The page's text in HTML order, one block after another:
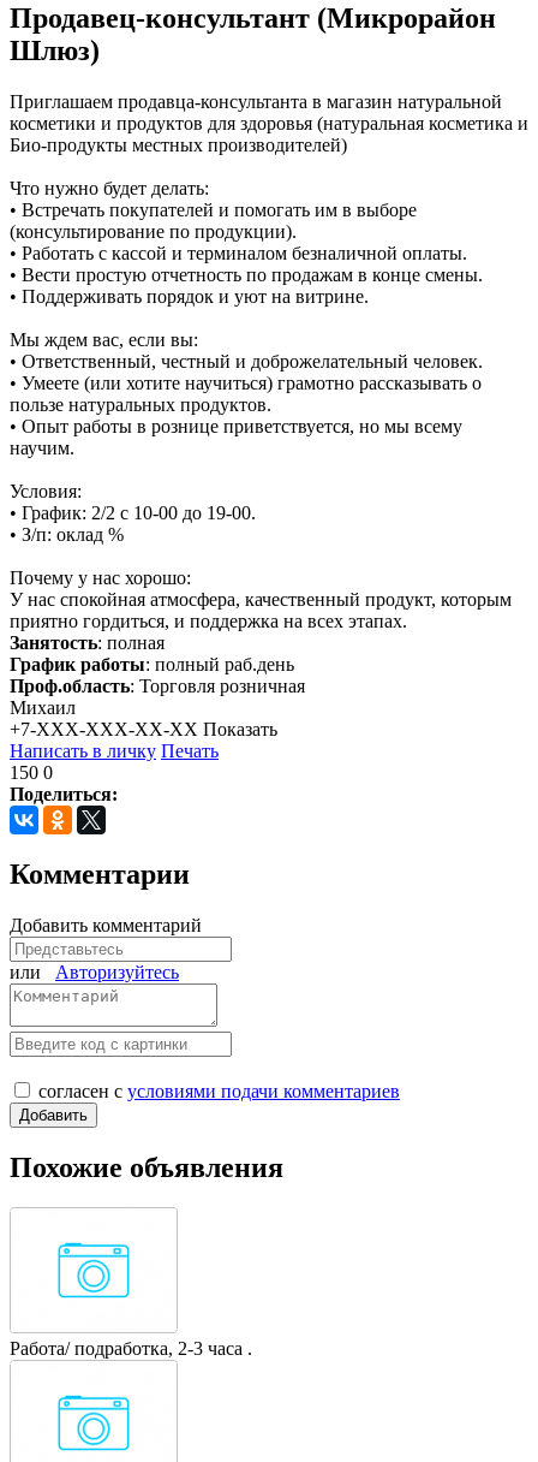
Продавец-консультант (Микрорайон
Шлюз)
Приглашаем продавца-консультанта в магазин натуральной
косметики и продуктов для здоровья (натуральная косметика и
Био-продукты местных производителей)
Что нужно будет делать:
• Встречать покупателей и помогать им в выборе
(консультирование по продукции).
• Работать с кассой и терминалом безналичной оплаты.
• Вести простую отчетность по продажам в конце смены.
• Поддерживать порядок и уют на витрине.
Мы ждем вас, если вы:
• Ответственный, честный и доброжелательный человек.
• Умеете (или хотите научиться) грамотно рассказывать о
пользе натуральных продуктов.
• Опыт работы в рознице приветствуется, но мы всему
научим.
Условия:
• График: 2/2 с 10-00 до 19-00.
• З/п: оклад %
Почему у нас хорошо:
У нас спокойная атмосфера, качественный продукт, которым
приятно гордиться, и поддержка на всех этапах.
Занятость: полная
График работы: полный раб.день
Проф.область: Торговля розничная
Михаил
+7-XXX-XXX-XX-XX Показать
Написать в личку Печать
150 0
Поделиться:
Комментарии
Добавить комментарий
или Авторизуйтесь
согласен с условиями подачи комментариев
Похожие объявления
Работа/ подработка, 2-3 часа .